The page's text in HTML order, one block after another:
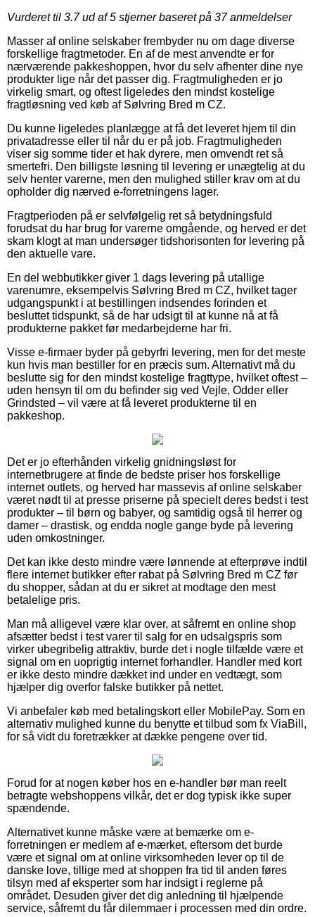
Vurderet til 3.7ud af 5 stjerner baseret på 37anmeldelser
Masser af online selskaber frembyder nu om dage diverse
forskellige fragtmetoder. En af de mest anvendte er for
nærværende pakkeshoppen, hvor du selv afhenter dine nye
produkter lige når det passer dig. Fragtmuligheden er jo
virkelig smart, og oftest ligeledes den mindst kostelige
fragtløsning ved køb af Sølvring Bred m CZ.
Du kunne ligeledes planlægge at få det leveret hjem til din
privatadresse eller til når du er på job. Fragtmuligheden
viser sig somme tider et hak dyrere, men omvendt ret så
smertefri. Den billigste løsning til levering er unægtelig at du
selv henter varerne, men den mulighed stiller krav om at du
opholder dig nærved e-forretningens lager.
Fragtperioden på er selvfølgelig ret så betydningsfuld
forudsat du har brug for varerne omgående, og herved er det
skam klogt at man undersøger tidshorisonten for levering på
den aktuelle vare.
En del webbutikker giver 1 dags levering på utallige
varenumre, eksempelvis Sølvring Bred m CZ, hvilket tager
udgangspunkt i at bestillingen indsendes forinden et
besluttet tidspunkt, så de har udsigt til at kunne nå at få
produkterne pakket før medarbejderne har fri.
Visse e-firmaer byder på gebyrfri levering, men for det meste
kun hvis man bestiller for en præcis sum. Alternativt må du
beslutte sig for den mindst kostelige fragttype, hvilket oftest –
uden hensyn til om du befinder sig ved Vejle, Odder eller
Grindsted – vil være at få leveret produkterne til en
pakkeshop.
Det er jo efterhånden virkelig gnidningsløst for
internetbrugere at finde de bedste priser hos forskellige
internet outlets, og herved har massevis af online selskaber
været nødt til at presse priserne på specielt deres bedst i test
produkter – til børn og babyer, og samtidig også til herrer og
damer – drastisk, og endda nogle gange byde på levering
uden omkostninger.
Det kan ikke desto mindre være lønnende at efterprøve indtil
flere internet butikker efter rabat på Sølvring Bred m CZ før
du shopper, sådan at du er sikret at modtage den mest
betalelige pris.
Man må alligevel være klar over, at såfremt en online shop
afsætter bedst i test varer til salg for en udsalgspris som
virker ubegribelig attraktiv, burde det i nogle tilfælde være et
signal om en uoprigtig internet forhandler. Handler med kort
er ikke desto mindre dækket ind under en vedtægt, som
hjælper dig overfor falske butikker på nettet.
Vi anbefaler køb med betalingskort eller MobilePay. Som en
alternativ mulighed kunne du benytte et tilbud som fx ViaBill,
for så vidt du foretrækker at dække pengene over tid.
Forud for at nogen køber hos en e-handler bør man reelt
betragte webshoppens vilkår, det er dog typisk ikke super
spændende.
Alternativet kunne måske være at bemærke om e-
forretningen er medlem af e-mærket, eftersom det burde
være et signal om at online virksomheden lever op til de
danske love, tillige med at shoppen fra tid til anden føres
tilsyn med af eksperter som har indsigt i reglerne på
området. Desuden giver det dig anledning til hjælpende
service, såfremt du får dilemmaer i processen med din ordre.